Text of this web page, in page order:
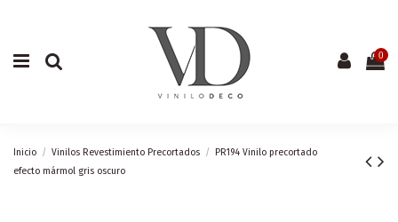
0
Inicio Vinilos Revestimiento Precortados
PR194 Vinilo precortado
efecto mármol gris oscuro